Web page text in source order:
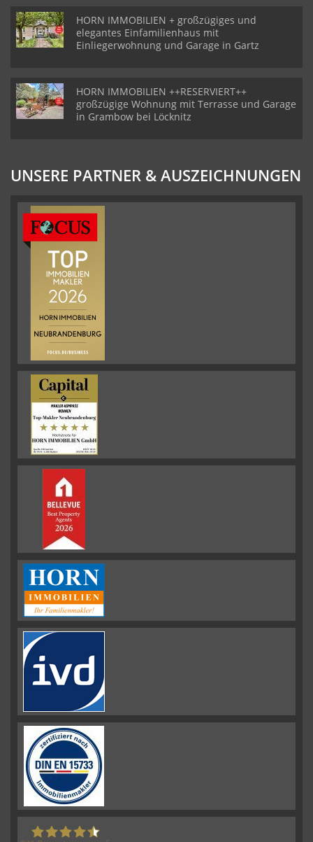
HORN IMMOBILIEN + großzügiges und
elegantes Einfamilienhaus mit
Einliegerwohnung und Garage in Gartz
HORN IMMOBILIEN ++RESERVIERT++
großzügige Wohnung mit Terrasse und Garage
in Grambow bei Löcknitz
UNSERE PARTNER & AUSZEICHNUNGEN